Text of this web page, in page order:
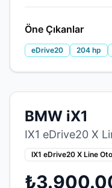
Öne Çıkanlar
eDrive20 204 hp
BMW iX1
IX1 eDrive20 X
IX1 eDrive20 X Line